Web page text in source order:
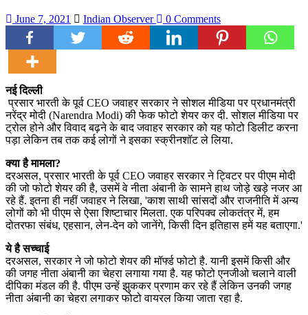
June 7, 2021 Indian Observer 0 Comments
नई दिल्ली
प्रसार भारती के पूर्व CEO जवाहर सरकार ने सोशल मीडिया पर प्रधानमंत्री
नरेंद्र मोदी (Narendra Modi) की फेक फोटो शेयर कर दी. सोशल मीडिया पर
ट्रोल होने और विवाद बढ़ने के बाद जवाहर सरकार को यह फोटो डिलीट करना
पड़ा लेकिन तब तक कई लोगों ने इसका स्क्रीनशॉट ले लिया.
क्या है मामला?
दरअसल, प्रसार भारती के पूर्व CEO जवाहर सरकार ने ट्विटर पर पीएम मोदी
की जो फोटो शेयर की है, उसमें वे नीता अंबानी के सामने हाथ जोड़े खड़े नजर आ
रहे हैं. इतना ही नहीं जवाहर ने लिखा, 'काश साथी सांसदों और राजनीति में अन्य
लोगों को भी पीएम से ऐसा शिष्टाचार मिलता. एक परिपक्व लोकतंत्र में, हम
दोतरफा संबंध, एहसान, लेन-देन को जानेंगे, किसी दिन इतिहास हमें यह बताएगा.'
ये है सच्चाई
दरअसल, सरकार ने जो फोटो शेयर की मॉर्फ्ड फोटो है. यानी इसमें किसी और
की जगह नीता अंबानी का चेहरा लगाया गया है. यह फोटो एनजीओ चलाने वाली
दीपिका मंडल की है. पीएम उन्हें झुककर प्रणाम कर रहे हैं लेकिन उनकी जगह
नीता अंबानी का चेहरा लगाकर फोटो वायरल किया जाता रहा है.